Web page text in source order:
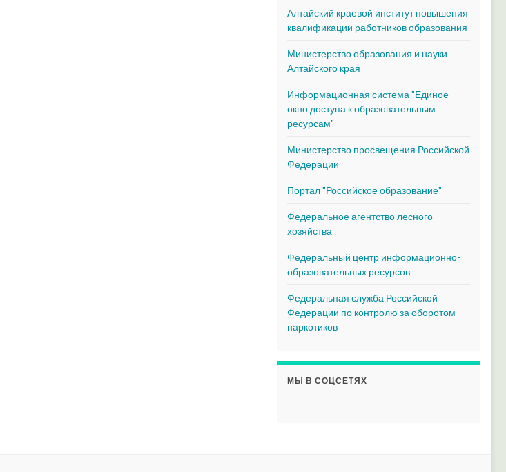
Алтайский краевой институт повышения
квалификации работников образования
Министерство образования и науки
Алтайского края
Информационная система "Единое
окно доступа к образовательным
ресурсам"
Министерство просвещения Российской
Федерации
Портал "Российское образование"
Федеральное агентство лесного
хозяйства
Федеральный центр информационно-
образовательных ресурсов
Федеральная служба Российской
Федерации по контролю за оборотом
наркотиков
МЫ В СОЦСЕТЯХ